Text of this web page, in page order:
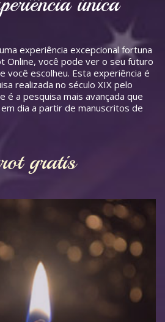
experiência excepcional fortuna
Online, você pode ver o seu futuro
você escolheu. Esta experiência é
realizada no século XIX pelo
é a pesquisa mais avançada que
dia a partir de manuscritos de
gratis